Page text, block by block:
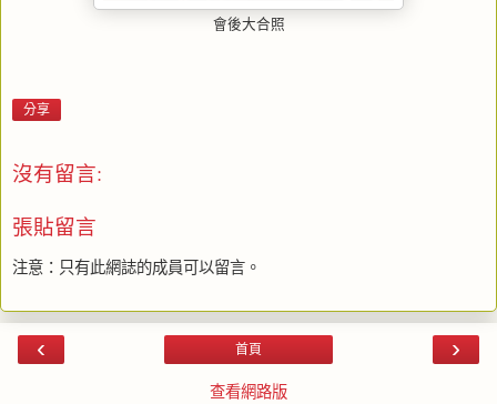
會後大合照
分享
沒有留言:
張貼留言
注意：只有此網誌的成員可以留言。
‹ ›
首頁
查看網路版